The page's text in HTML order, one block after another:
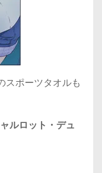
スポーツタオルも
ルロット・デュ